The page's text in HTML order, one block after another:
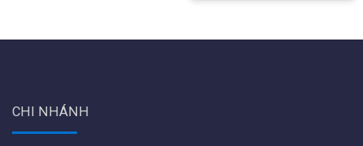
Nhật kí bộ nhớ được lưu trữ:500
Products/wireless-intrusion-alarm/ax-pro/ds-pwa64-
l-wb/
CHI NHÁNH